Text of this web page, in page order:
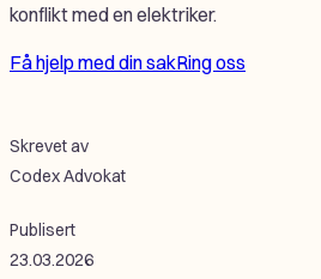
konflikt med en elektriker.
Få hjelp med din sakRing oss
Skrevet av
Codex Advokat
Publisert
23.03.2026